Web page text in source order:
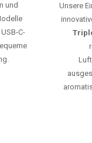
und
C-
Unsere